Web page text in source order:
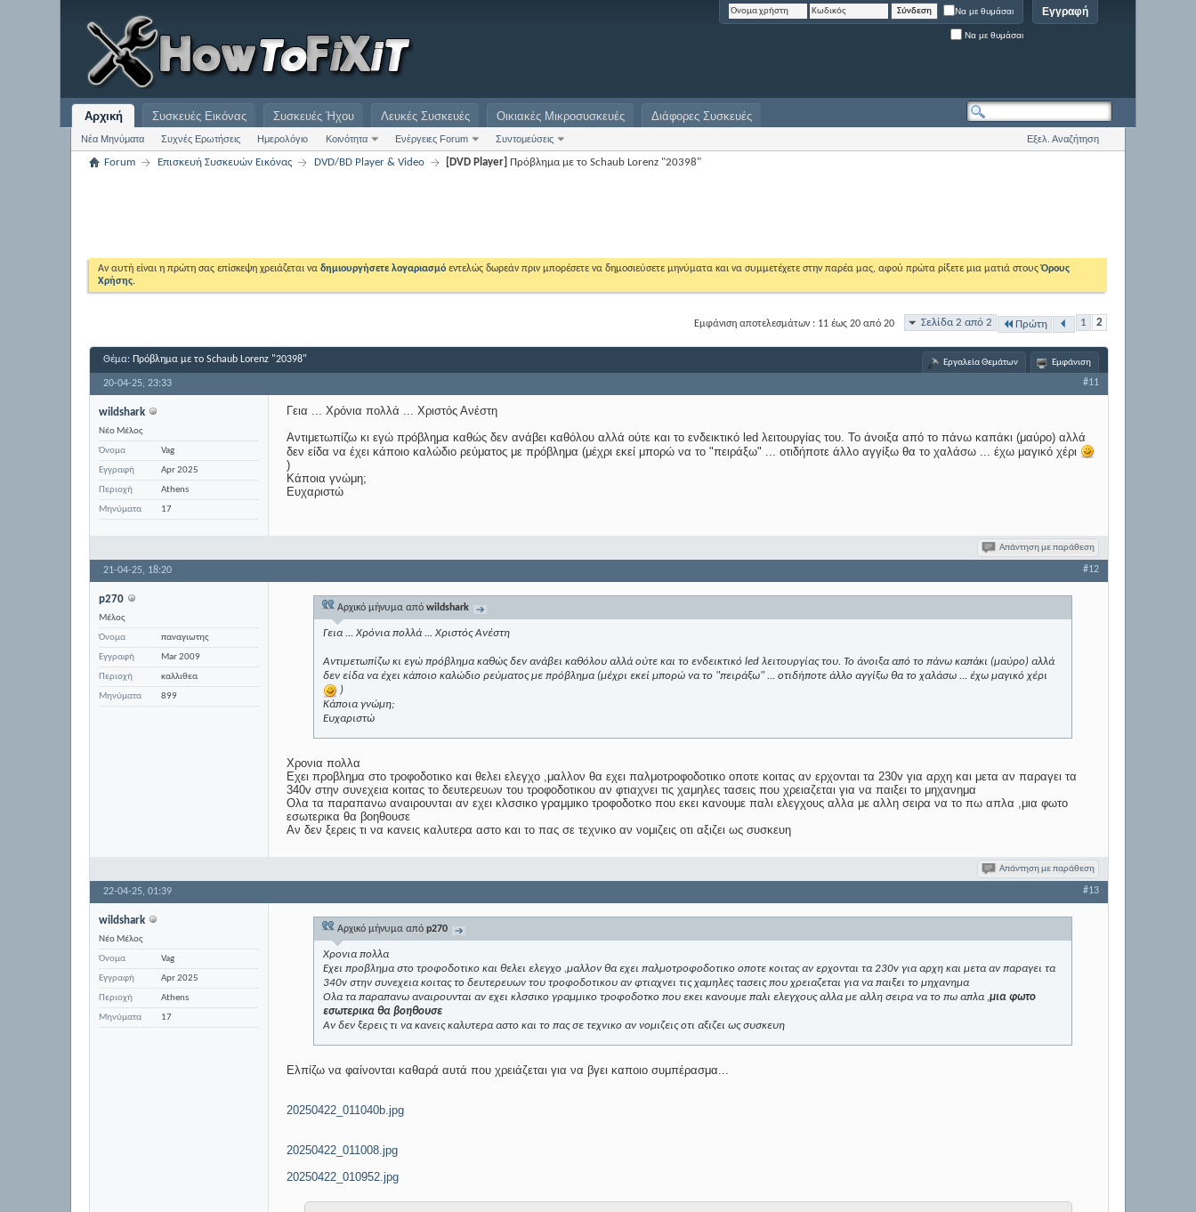
Εγγραφή
Να με θυμάσαι
Να με θυμάσαι
Αρχική
Νέα Μηνύματα Συχνές Ερωτήσεις Ημερολόγιο Κοινότητα Ενέργειες Forum Συντομεύσεις
Συσκευές Εικόνας Συσκευές Ήχου Λευκές Συσκευές Οικιακές Μικροσυσκευές Διάφορες Συσκευές
Εξελ. Αναζήτηση
Forum Επισκευή Συσκευών Εικόνας DVD/BD Player & Video [DVD Player] Πρόβλημα με το Schaub Lorenz "20398"
Αν αυτή είναι η πρώτη σας επίσκεψη χρειάζεται ναδημιουργήσετε λογαριασμό εντελώς δωρεάν πριν μπορέσετε να δημοσιεύσετε μηνύματα και να συμμετέχετε στην παρέα μας, αφού πρώτα ρίξετε μια ματιά στουςΌρους
Χρήσης.
Σελίδα 2 από 2 Πρώτη 1 2
Εμφάνιση αποτελεσμάτων : 11 έως 20 από 20
Θέμα: Πρόβλημα με το Schaub Lorenz "20398" Εργαλεία Θεμάτων Εμφάνιση
20-04-25,23:33 #11
wildshark
Νέο Μέλος
Όνομα
Vag
Εγγραφή
Apr 2025
Περιοχή
Athens
Μηνύματα
17
Γεια ... Χρόνια πολλά ... Χριστός Ανέστη
Αντιμετωπίζω κι εγώ πρόβλημα καθώς δεν ανάβει καθόλου αλλά ούτε και το ενδεικτικό led λειτουργίας του. Το άνοιξα από το πάνω καπάκι (μαύρο) αλλά
δεν είδα να έχει κάποιο καλώδιο ρεύματος με πρόβλημα (μέχρι εκεί μπορώ να το "πειράξω" ... οτιδήποτε άλλο αγγίξω θα το χαλάσω ... έχω μαγικό χέρι
)
Κάποια γνώμη;
Ευχαριστώ
Απάντηση με παράθεση
21-04-25, 18:20 #12
p270
Μέλος
Όνομα
παναγιωτης
Εγγραφή
Mar 2009
Περιοχή
καλλιθεα
Μηνύματα
899
Αρχικό μήνυμα απόwildshark
Γεια ... Χρόνια πολλά ... Χριστός Ανέστη
Αντιμετωπίζω κι εγώ πρόβλημα καθώς δεν ανάβει καθόλου αλλά ούτε και το ενδεικτικό led λειτουργίας του. Το άνοιξα από το πάνω καπάκι (μαύρο) αλλά
δεν είδα να έχει κάποιο καλώδιο ρεύματος με πρόβλημα (μέχρι εκεί μπορώ να το "πειράξω" ... οτιδήποτε άλλο αγγίξω θα το χαλάσω ... έχω μαγικό χέρι
)
Κάποια γνώμη;
Ευχαριστώ
Χρονια πολλα
Εχει προβλημα στο τροφοδοτικο και θελει ελεγχο ,μαλλον θα εχει παλμοτροφοδοτικο οποτε κοιτας αν ερχονται τα 230v για αρχη και μετα αν παραγει τα
340v στην συνεχεια κοιτας το δευτερευων του τροφοδοτικου αν φτιαχνει τις χαμηλες τασεις που χρειαζεται για να παιξει το μηχανημα
Ολα τα παραπανω αναιρουνται αν εχει κλσσικο γραμμικο τροφοδοτκο που εκει κανουμε παλι ελεγχους αλλα με αλλη σειρα να το πω απλα ,μια φωτο
εσωτερικα θα βοηθουσε
Αν δεν ξερεις τι να κανεις καλυτερα αστο και το πας σε τεχνικο αν νομιζεις οτι αξιζει ως συσκευη
Απάντηση με παράθεση
22-04-25,01:39 #13
wildshark
Νέο Μέλος
Όνομα
Vag
Εγγραφή
Apr 2025
Περιοχή
Athens
Μηνύματα
17
Αρχικό μήνυμα απόp270
Χρονια πολλα
Εχει προβλημα στο τροφοδοτικο και θελει ελεγχο ,μαλλον θα εχει παλμοτροφοδοτικο οποτε κοιτας αν ερχονται τα 230v για αρχη και μετα αν παραγει τα
340v στην συνεχεια κοιτας το δευτερευων του τροφοδοτικου αν φτιαχνει τις χαμηλες τασεις που χρειαζεται για να παιξει το μηχανημα
Ολα τα παραπανω αναιρουνται αν εχει κλσσικο γραμμικο τροφοδοτκο που εκει κανουμε παλι ελεγχους αλλα με αλλη σειρα να το πω απλα ,μια φωτο
εσωτερικα θα βοηθουσε
Αν δεν ξερεις τι να κανεις καλυτερα αστο και το πας σε τεχνικο αν νομιζεις οτι αξιζει ως συσκευη
Ελπίζω να φαίνονται καθαρά αυτά που χρειάζεται για να βγει καποιο συμπέρασμα...
20250422_011040b.jpg
20250422_011008.jpg
20250422_010952.jpg